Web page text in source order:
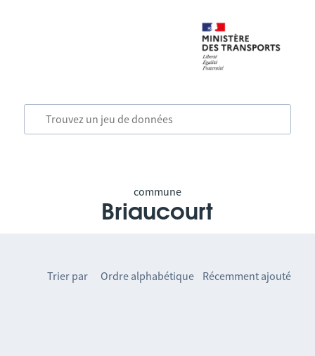
commune
Briaucourt
Trier par Ordre alphabétique Récemment ajouté